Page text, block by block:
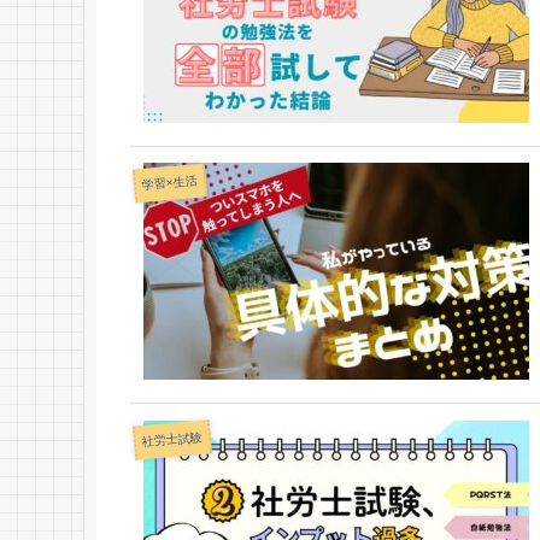
学習×生活
社労士試験